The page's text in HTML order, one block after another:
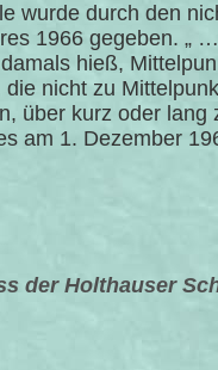
wurde durch den
1966 gegeben. „
hieß,
nicht zu
über kurz oder
am 1. Dezember
der Holthauser